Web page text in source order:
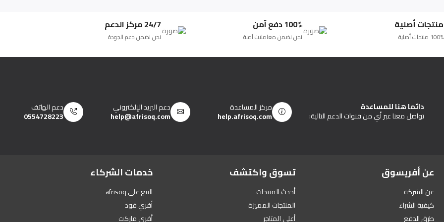
منتجات أصلية
100% منتجات أصلية
100% دفع آمن
نحن نضمن معاملات آمنة
24/7 مركز الدعم
نحن نضمن دعم الجودة
دائما هنا للمساعدة
تواصل معنا عبر أي من قنوات الدعم التالية:
مركز المساعدة
help.afrisoq.com
دعم البريد الإلكتروني
help@afrisoq.com
دعم الهاتف
0554728223
عن أفريسوق
عن الشركة
كيفية الشراء
طرق الدفع
تسوق واكتشف
أحدث المنتجات
المنتجات المميزة
أعلى المتاجر
خدمات الشركاء
البيع على afrisoq
أفري فود
أفري ماركت